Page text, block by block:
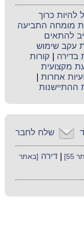
להיות כרוך
מומחה התביעה
להתאים
עקב שימוש
בדירה
קורות
מקצועית
אחרות
שלח לחבר
55]
|דירה [באתר